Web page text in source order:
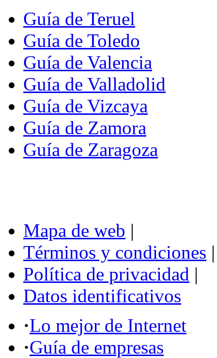
Guía de Teruel
Guía de Toledo
Guía de Valencia
Guía de Valladolid
Guía de Vizcaya
Guía de Zamora
Guía de Zaragoza
Mapa de web |
Términos y condiciones |
Política de privacidad |
Datos identificativos
·Lo mejor de Internet
·Guía de empresas